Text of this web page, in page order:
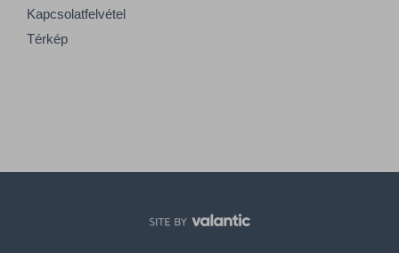
Kapcsolatfelvétel
Térkép